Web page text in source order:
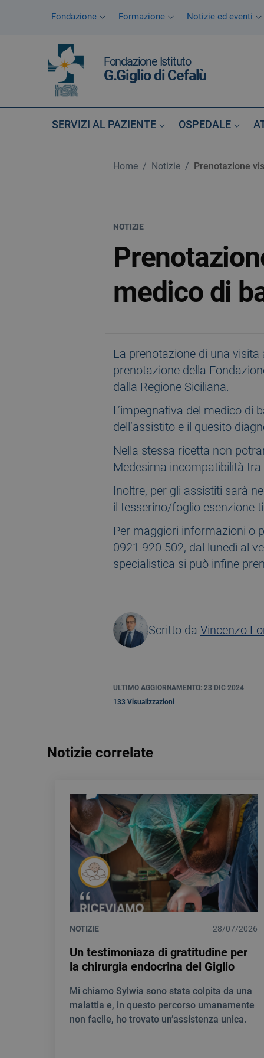
Vai al menu di navigazione
Fondazione Formazione Notizie ed eventi
Fondazione Istituto
G.Giglio di Cefalù
SERVIZI AL PAZIENTE OSPEDALE
Home / Notizie / Prenotazione
NOTIZIE
medico di
La prenotazione di una
prenotazione della
dalla Regione Siciliana.
L’impegnativa del medico di
dell’assistito e il quesito
Nella stessa ricetta non
Medesima incompatibilità
Inoltre, per gli assistiti sarà
il tesserino/foglio esenzione
Per maggiori informazioni o
0921 920 502, dal lunedì al
specialistica si può infine
Scritto da Vincenzo
ULTIMO AGGIORNAMENTO: 23 DIC 2024
133 Visualizzazioni
Notizie correlate
NOTIZIE 28/07/2026
Un testimoniaza di gratitudine per
la chirurgia endocrina del Giglio
Mi chiamo Sylwia sono stata colpita da una
malattia e, in questo percorso umanamente
non facile, ho trovato un’assistenza unica.